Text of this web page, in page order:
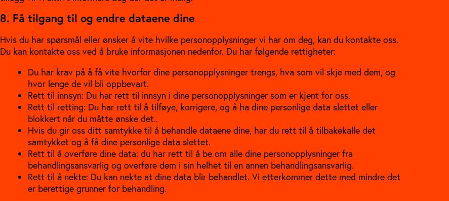
8. Få tilgang til og endre dataene dine
Hvis du har spørsmål eller ønsker å vite hvilke personopplysninger vi har om deg, kan du kontakte oss.
Du kan kontakte oss ved å bruke informasjonen nedenfor. Du har følgende rettigheter:
Du har krav på å få vite hvorfor dine personopplysninger trengs, hva som vil skje med dem, og
hvor lenge de vil bli oppbevart.
Rett til innsyn: Du har rett til innsyn i dine personopplysninger som er kjent for oss.
Rett til retting: Du har rett til å tilføye, korrigere, og å ha dine personlige data slettet eller
blokkert når du måtte ønske det..
Hvis du gir oss ditt samtykke til å behandle dataene dine, har du rett til å tilbakekalle det
samtykket og å få dine personlige data slettet.
Rett til å overføre dine data: du har rett til å be om alle dine personopplysninger fra
behandlingsansvarlig og overføre dem i sin helhet til en annen behandlingsansvarlig.
Rett til å nekte: Du kan nekte at dine data blir behandlet. Vi etterkommer dette med mindre det
er berettige grunner for behandling.